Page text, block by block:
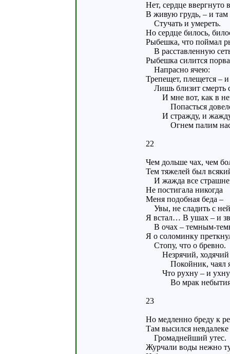
Нет, сердце ввергнуто
В живую грудь, – и там
Стучать и умереть.
Но сердце билось,
Рыбешка, что поймал
В расставленную
Рыбешка силится
Напрасно ячею:
Трепещет, плещется – и
Лишь близит смерть
И мне вот, как в
Попасться
И стражду, и
Огнем палим
22
Чем дольше чах, чем
Тем тяжелей был
И жажда все
Не постигала никогда
Меня подобная беда –
Увы, не сладить с
Я встал… В ушах – и
В очах – темным-
Я о соломинку
Стопу, что о бревно.
Незрячий, ходячий
Покойник, чаял
Что рухну – и ухну
Во мрак
23
Но медленно бреду к
Там высился невдалеке
Громаднейший утес.
Журчали воды нежно